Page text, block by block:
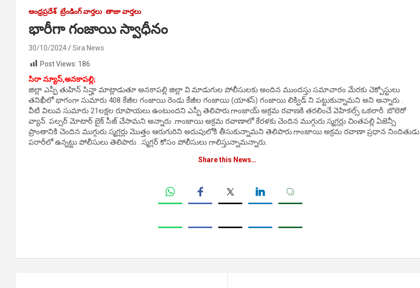
ఆంధ్రప్రదేశ్ ట్రేండింగ్ వార్తలు తాజా వార్తలు
భారీగా గంజాయి స్వాధీనం
30/10/2024
Sira News
Post Views: 186
సిరా న్యూస్,అనకాపల్లి;
జిల్లా ఎస్పీ తుహిన్ సిన్హా మాట్లాడుతూ అనకాపల్లి జిల్లా వి.మాడుగుల పోలీసులకు అందిన ముందస్తు సమాచారం మేరకు చెక్పోస్టులు
తనిఖీలో భాగంగా సుమారు 408 కేజీల గంజాయి రెండు కేజీల గంజాయి (యాశస్) గంజాయి లిక్విడ్ ని పట్టుకున్నామని అని అన్నారు .
వీటి విలువ సుమారు 21లక్షల రూపాయలు ఉంటుందని ఎస్పీ తెలిపారు.గాంజాయ్ అక్రమ రవాణకి తరలించే వెహికల్స్ ఒకలారీ. బొలెరో
వ్యాన్. పల్సర్ మోటార్ బైక్ సీజ్ చేసామని అన్నారు .గాంజాయి అక్రమ రవాణాలో కేరళకు చెందిన ముగ్గురు స్మగ్లర్లు చింతపల్లి ఏజెన్సీ
ప్రాంతానికి చెందిన ముగ్గురు స్మగ్లర్లు మొత్తం ఆరుగురిని అదుపులోకి తీసుకున్నామని తెలిపారు.గాంజాయి అక్రమ రవాణా ప్రధాన నిందితుడు
పరారీలో ఉన్నట్టు పోలీసులు తెలిపారు . స్మగ్లర్ కోసం పోలీసులు గాలిస్తున్నామన్నారు.
Share this News…